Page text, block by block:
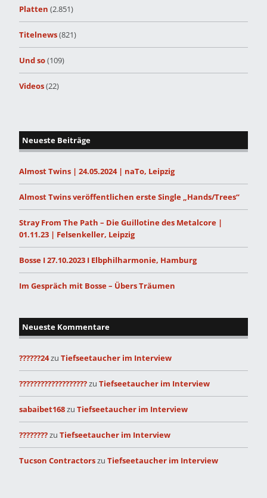
Platten (2.851)
Titelnews(821)
Und so(109)
Videos(22)
Neueste Beiträge
Almost Twins | 24.05.2024 | naTo, Leipzig
Almost Twins veröffentlichen erste Single „Hands/Trees“
Stray From The Path – Die Guillotine des Metalcore |
01.11.23 | Felsenkeller, Leipzig
Bosse I 27.10.2023 I Elbphilharmonie, Hamburg
Im Gespräch mit Bosse – Übers Träumen
Neueste Kommentare
??????24zu Tiefseetaucher im Interview
???????????????????zu Tiefseetaucher im Interview
sabaibet168zu Tiefseetaucher im Interview
????????zu Tiefseetaucher im Interview
Tucson Contractorszu Tiefseetaucher im Interview